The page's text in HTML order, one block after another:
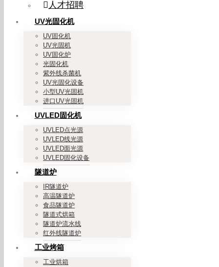
人才招聘
UV光固化机
UV固化机
UV光固机
UV固化炉
光固化机
紫外线杀菌机
UV光固化设备
小型UV光固机
进口UV光固机
UVLED固化机
UVLED点光源
UVLED线光源
UVLED面光源
UVLED固化设备
隧道炉
IR隧道炉
高温隧道炉
食品隧道炉
隧道式烘箱
隧道炉流水线
红外线隧道炉
工业烤箱
工业烘箱